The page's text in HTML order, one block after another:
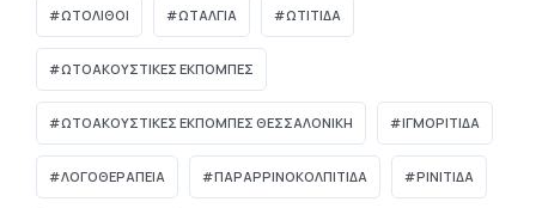
ΩΤΌΛΙΘΟΙ ΩΤΑΛΓΙΑ ΩΤΙΤΙΔΑ
ΩΤΟΑΚΟΥΣΤΙΚΈΣ ΕΚΠΟΜΠΈΣ
ΩΤΟΑΚΟΥΣΤΙΚΈΣ ΕΚΠΟΜΠΈΣ ΘΕΣΣΑΛΟΝΊΚΗ ΙΓΜΟΡΊΤΙΔΑ
ΛΟΓΟΘΕΡΑΠΕΊΑ ΠΑΡΑΡΡΙΝΟΚΟΛΠΊΤΙΔΑ ΡΙΝΊΤΙΔΑ